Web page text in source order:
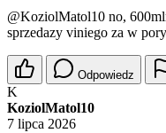
@KoziolMatol10 no,
sprzedazy viniego za w
Odpowiedz
K
KoziolMatol10
7 lipca 2026